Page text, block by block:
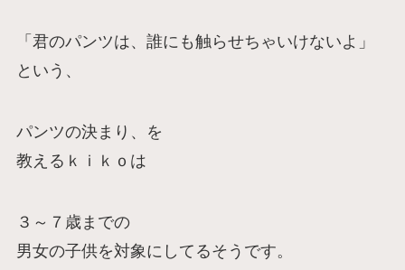
「君のパンツは、誰にも触らせちゃいけないよ」
という、
パンツの決まり、を
教えるｋｉｋｏは
３～７歳までの
男女の子供を対象にしてるそうです。